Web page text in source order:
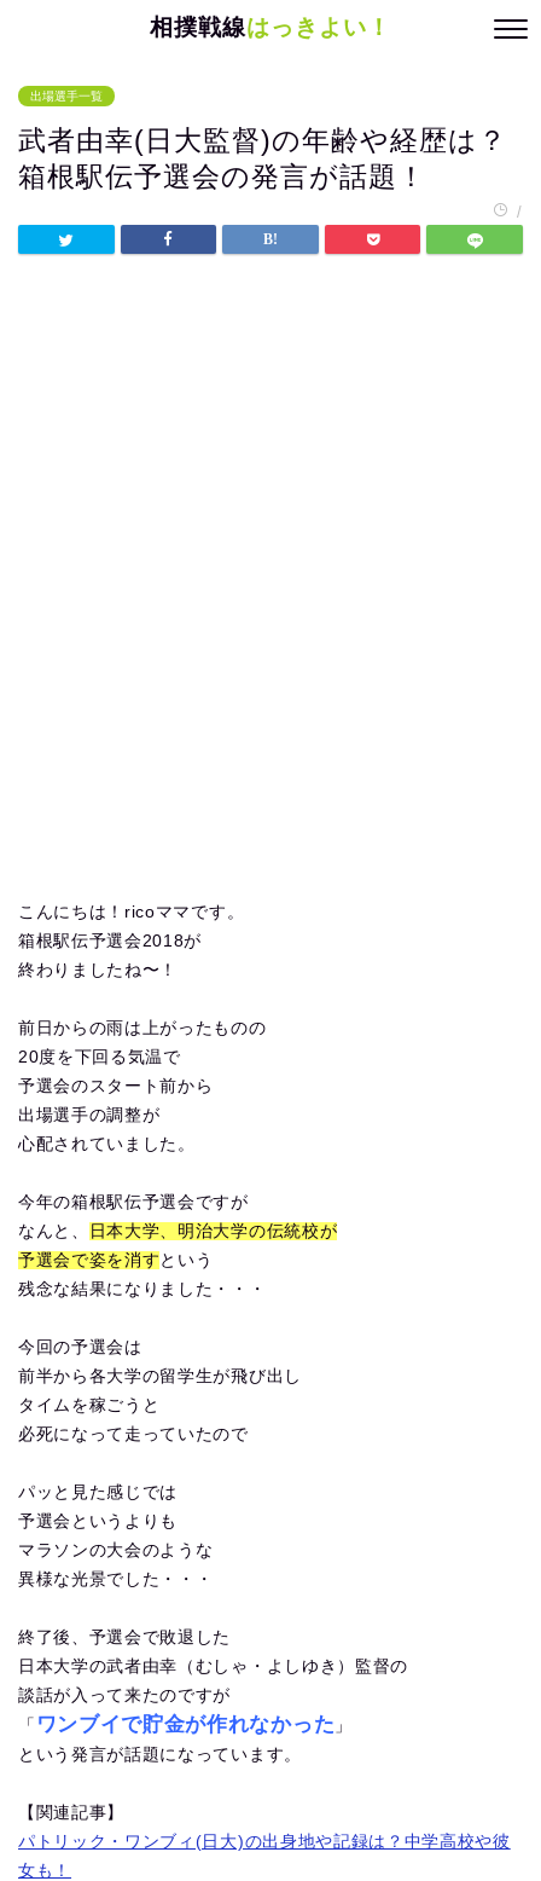
相撲戦線はっきよい！
出場選手一覧
武者由幸(日大監督)の年齢や経歴は？
箱根駅伝予選会の発言が話題！
/
こんにちは！ricoママです。
箱根駅伝予選会2018が
終わりましたね〜！
前日からの雨は上がったものの
20度を下回る気温で
予選会のスタート前から
出場選手の調整が
心配されていました。
今年の箱根駅伝予選会ですが
なんと、
日本大学、明治大学の伝統校が
予選会で姿を消す という
残念な結果になりました・・・
今回の予選会は
前半から各大学の留学生が飛び出し
タイムを稼ごうと
必死になって走っていたので
パッと見た感じでは
予選会というよりも
マラソンの大会のような
異様な光景でした・・・
終了後、予選会で敗退した
日本大学の武者由幸（むしゃ・よしゆき）監督の
談話が入って来たのですが
「 ワンブイで貯金が作れなかった 」
という発言が話題になっています。
【関連記事】
パトリック・ワンブィ(日大)の出身地や記録は？中学高校や彼
女も！